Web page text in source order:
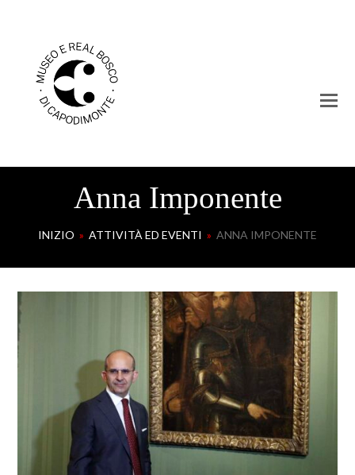
Anna Imponente
INIZIO » ATTIVITÀ ED EVENTI » ANNA IMPONENTE